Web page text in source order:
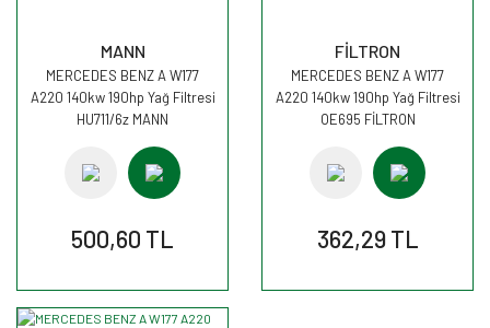
MANN
MERCEDES BENZ A W177
A220 140kw 190hp Yağ Filtresi
HU711/6z MANN
500,60 TL
FİLTRON
MERCEDES BENZ A W177
A220 140kw 190hp Yağ Filtresi
OE695 FİLTRON
362,29 TL